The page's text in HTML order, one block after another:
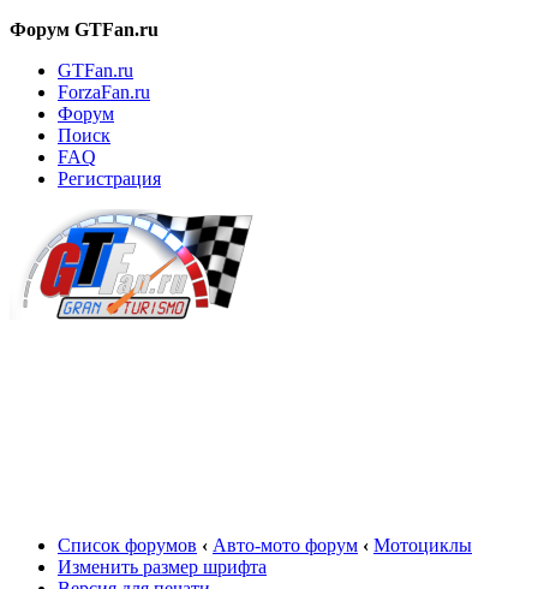
Форум GTFan.ru
GTFan.ru
ForzaFan.ru
Форум
Поиск
FAQ
Регистрация
Список форумов ‹ Авто-мото форум ‹ Мотоциклы
Изменить размер шрифта